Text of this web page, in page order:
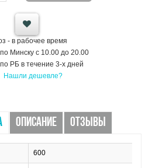
- в рабочее время
Минску с 10.00 до 20.00
РБ в течение 3-х дней
Нашли дешевле?
ОПИСАНИЕ ОТЗЫВЫ
600